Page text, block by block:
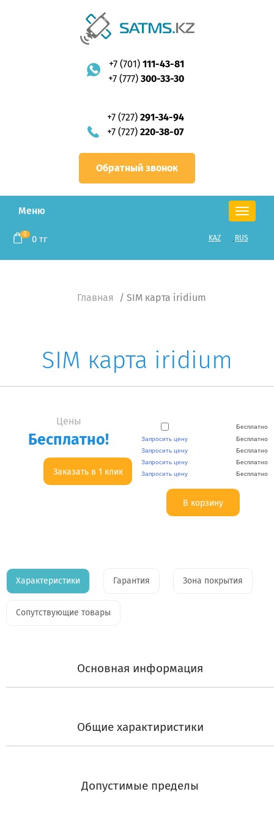
+7 (701) 111-43-81
+7 (777) 300-33-30
+7 (727) 291-34-94
+7 (727) 220-38-07
Обратный звонок
Toggle
navigation
Меню
0 0тг KAZ RUS
Главная / SIM карта iridium
SIM карта iridium
Цены
Бесплатно!
Бесплатно
Запросить цену
Бесплатно
Запросить цену
Бесплатно
Запросить цену
Бесплатно
Запросить цену
Бесплатно
В корзину
Заказать в 1 клик
Характеристики Гарантия Зона покрытия
Сопутствующие товары
Основная информация
Общие характиристики
Допустимые пределы